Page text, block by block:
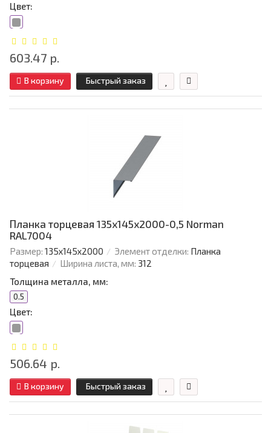
Цвет:
603.47 р.
В корзину Быстрый заказ
Планка торцевая 135х145х2000-0,5 Norman
RAL7004
Размер: 135х145х2000 Элемент отделки: Планка
торцевая
Ширина листа, мм: 312
Толщина металла, мм:
0.5
Цвет:
506.64 р.
В корзину Быстрый заказ